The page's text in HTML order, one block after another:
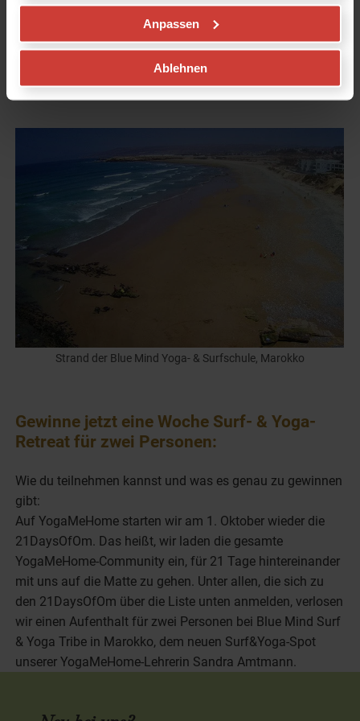
Anpassen
Ablehnen
Mind" findest du auf den folgenden Kanälen:
Website
Instagram
Strand der Blue Mind Yoga- & Surfschule, Marokko
Gewinne jetzt eine Woche Surf- & Yoga-
Retreat für zwei Personen:
Wie du teilnehmen kannst und was es genau zu gewinnen
gibt:
Auf YogaMeHome starten wir am 1. Oktober wieder die
21DaysOfOm. Das heißt, wir laden die gesamte
YogaMeHome-Community ein, für 21 Tage hintereinander
mit uns auf die Matte zu gehen. Unter allen, die sich zu
den 21DaysOfOm über die Liste unten anmelden, verlosen
wir einen Aufenthalt für zwei Personen bei Blue Mind Surf
& Yoga Tribe in Marokko, dem neuen Surf&Yoga-Spot
unserer YogaMeHome-Lehrerin Sandra Amtmann.